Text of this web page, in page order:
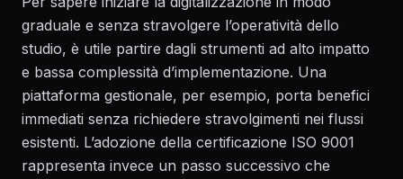
graduale e senza stravolgere l’operatività dello
studio, è utile partire dagli strumenti ad alto impatto
e bassa complessità d’implementazione. Una
piattaforma gestionale, per esempio, porta benefici
immediati senza richiedere stravolgimenti nei flussi
esistenti. L’adozione della certificazione ISO 9001
rappresenta invece un passo successivo che